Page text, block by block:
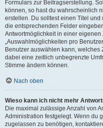
Formulars zur Beitragserstellung.
können, so hast du wahrscheinlich
erstellen. Du solltest einen Titel
die entsprechenden Felder
Antwortmöglichkeit in einer
„Auswahlmöglichkeiten pro
Benutzer auswählen kann,
dabei eine zeitlich unbegrenzte
Stimme ändern können.
Nach oben
Wieso kann ich nicht mehr
Die maximal zulässige Anzahl von
Administration festgelegt. Wenn du
zugelassen zu benötigen,